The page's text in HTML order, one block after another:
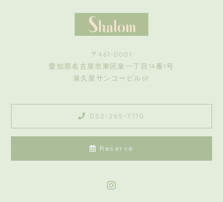
〒461-0001
愛知県名古屋市東区泉一丁目14番1号
泉久屋サンコービル6F
052-265-7110
Reserve